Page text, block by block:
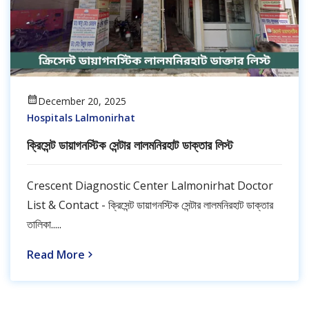
December 20, 2025
Hospitals Lalmonirhat
ক্রিসেন্ট ডায়াগনস্টিক সেন্টার লালমনিরহাট ডাক্তার লিস্ট
Crescent Diagnostic Center Lalmonirhat Doctor
List & Contact - ক্রিসেন্ট ডায়াগনস্টিক সেন্টার লালমনিরহাট ডাক্তার
তালিকা.....
Read More